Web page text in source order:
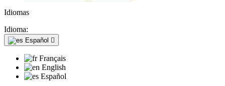
Idiomas
Idioma:
Español 
Français
English
Español